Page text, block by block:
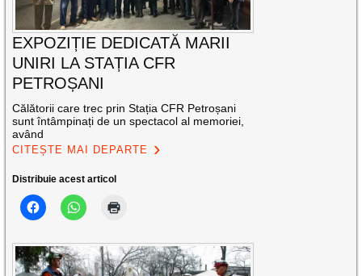
EXPOZIȚIE DEDICATĂ MARII
UNIRI LA STAȚIA CFR
PETROȘANI
Călătorii care trec prin Stația CFR Petroșani
sunt întâmpinați de un spectacol al memoriei,
având
CITEȘTE MAI DEPARTE
Distribuie acest articol